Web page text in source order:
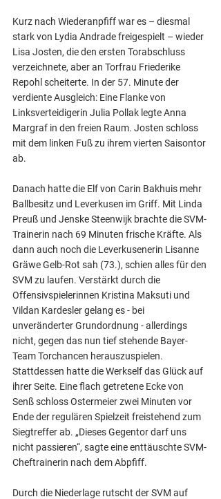
Kurz nach Wiederanpfiff war es – diesmal
stark von Lydia Andrade freigespielt – wieder
Lisa Josten, die den ersten Torabschluss
verzeichnete, aber an Torfrau Friederike
Repohl scheiterte. In der 57. Minute der
verdiente Ausgleich: Eine Flanke von
Linksverteidigerin Julia Pollak legte Anna
Margraf in den freien Raum. Josten schloss
mit dem linken Fuß zu ihrem vierten Saisontor
ab.
Danach hatte die Elf von Carin Bakhuis mehr
Ballbesitz und Leverkusen im Griff. Mit Linda
Preuß und Jenske Steenwijk brachte die SVM-
Trainerin nach 69 Minuten frische Kräfte. Als
dann auch noch die Leverkusenerin Lisanne
Gräwe Gelb-Rot sah (73.), schien alles für den
SVM zu laufen. Verstärkt durch die
Offensivspielerinnen Kristina Maksuti und
Vildan Kardesler gelang es - bei
unveränderter Grundordnung - allerdings
nicht, gegen das nun tief stehende Bayer-
Team Torchancen herauszuspielen.
Stattdessen hatte die Werkself das Glück auf
ihrer Seite. Eine flach getretene Ecke von
Senß schloss Ostermeier zwei Minuten vor
Ende der regulären Spielzeit freistehend zum
Siegtreffer ab. „Dieses Gegentor darf uns
nicht passieren“, sagte eine enttäuschte SVM-
Cheftrainerin nach dem Abpfiff.
Durch die Niederlage rutscht der SVM auf